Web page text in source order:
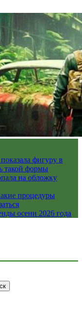
фигуру в
такой формы
на обложку
процедуры
осени 2026 года